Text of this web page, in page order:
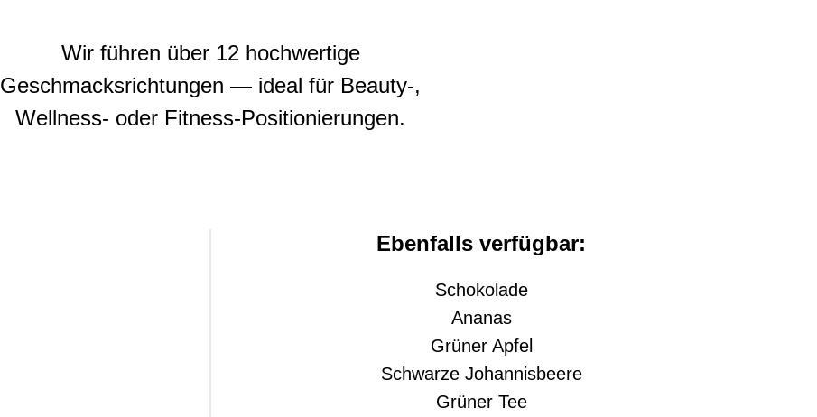
Wir führen über 12 hochwertige
Geschmacksrichtungen — ideal für Beauty-,
Wellness- oder Fitness-Positionierungen.
Ebenfalls verfügbar:
Schokolade
Ananas
Grüner Apfel
Schwarze Johannisbeere
Grüner Tee